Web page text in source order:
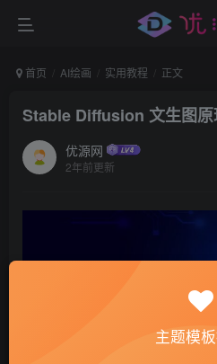
首页 AI绘画 实用教程 正文
Stable Diffusion 文生图原
优源网
2年前更新
主题模